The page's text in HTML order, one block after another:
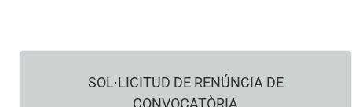
SOL·LICITUD DE RENÚNCIA DE
CONVOCATÒRIA
SOL·LICITUD DE RENÚNCIA DE CONVOCATÒRIA
Termini: fins al 30 de maig de 2025.